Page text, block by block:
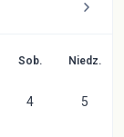
Sobota
Sob. Niedz.
października
czwartek, 2
wydarzeń, piątek,
Brak
4 Brak
5